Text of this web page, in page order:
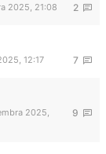
2
2025, 21:08
7
12:17
9
2025,